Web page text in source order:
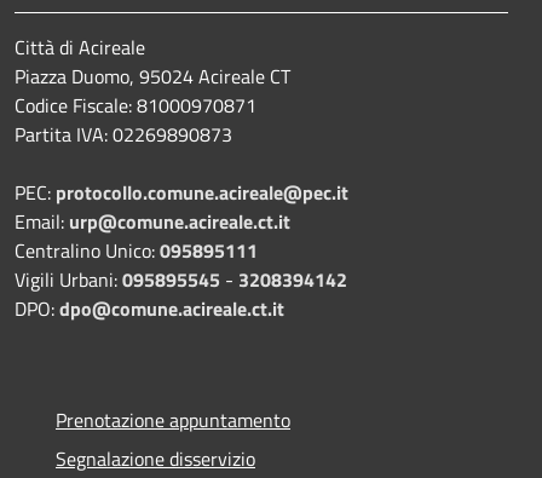
Città di Acireale
Piazza Duomo, 95024 Acireale CT
Codice Fiscale: 81000970871
Partita IVA: 02269890873
PEC: protocollo.comune.acireale@pec.it
Email: urp@comune.acireale.ct.it
Centralino Unico:095895111
Vigili Urbani:095895545 - 3208394142
DPO:dpo@comune.acireale.ct.it
Prenotazione appuntamento
Segnalazione disservizio